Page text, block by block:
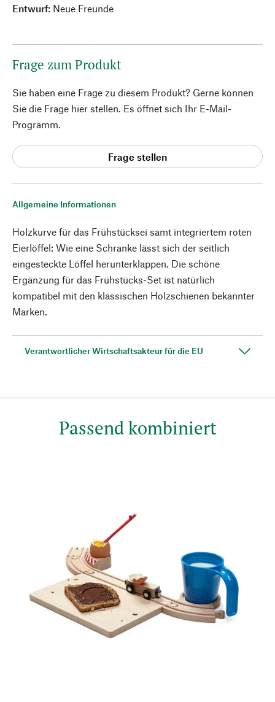
Allgemeine Informationen
Holzkurve für das Frühstücksei samt integriertem roten
Eierlöffel: Wie eine Schranke lässt sich der seitlich
eingesteckte Löffel herunterklappen. Die schöne
Ergänzung für das Frühstücks-Set ist natürlich
kompatibel mit den klassischen Holzschienen bekannter
Marken.
Verantwortlicher Wirtschaftsakteur für die EU
Entwurf: Neue Freunde
Frage zum Produkt
Sie haben eine Frage zu diesem Produkt? Gerne können
Sie die Frage hier stellen. Es öffnet sich Ihr E-Mail-
Programm.
Frage stellen
Passend kombiniert